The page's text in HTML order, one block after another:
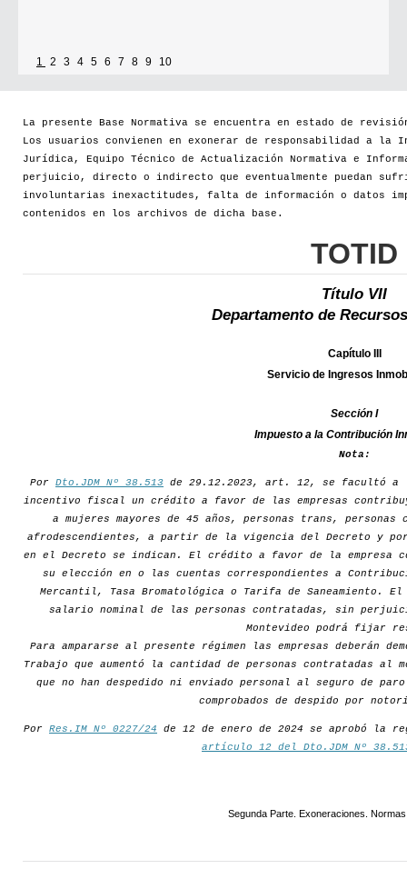
1 2 3 4 5 6 7 8 9 10
La presente Base Normativa se encuentra en estado de
Los usuarios convienen en exonerar de responsabilidad a la
Jurídica, Equipo Técnico de Actualización Normativa e
perjuicio, directo o indirecto que eventualmente puedan
involuntarias inexactitudes, falta de información o datos
contenidos en los archivos de dicha base.
TOTID
Título VII
Departamento de
Capítulo III
Servicio de Ingresos
Sección I
Impuesto a la Contribución
Nota:
Por Dto.JDM Nº 38.513 de 29.12.2023, art. 12, se facultó a
incentivo fiscal un crédito a favor de las empresas
a mujeres mayores de 45 años, personas trans,
afrodescendientes, a partir de la vigencia del Decreto y
en el Decreto se indican. El crédito a favor de la empresa
su elección en o las cuentas correspondientes a
Mercantil, Tasa Bromatológica o Tarifa de Saneamiento.
salario nominal de las personas contratadas, sin
Montevideo podrá fijar
Para ampararse al presente régimen las empresas deberán
Trabajo que aumentó la cantidad de personas contratadas
que no han despedido ni enviado personal al seguro de
comprobados de despido por
Por Res.IM Nº 0227/24 de 12 de enero de 2024 se aprobó la
artículo 12 del Dto.JDM Nº
Segunda Parte. Exoneraciones.